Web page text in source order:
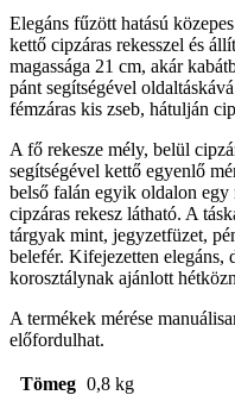
Elegáns fűzött hatású
kettő cipzáras rekesszel és
magassága 21 cm, akár
pánt segítségével
fémzáras kis zseb, hátulján
A fő rekesze mély, belül
segítségével kettő egyenlő
belső falán egyik oldalon
cipzáras rekesz látható. A
tárgyak mint, jegyzetfüzet,
belefér. Kifejezetten elegáns,
korosztálynak ajánlott
A termékek mérése
előfordulhat.
Tömeg 0,8 kg